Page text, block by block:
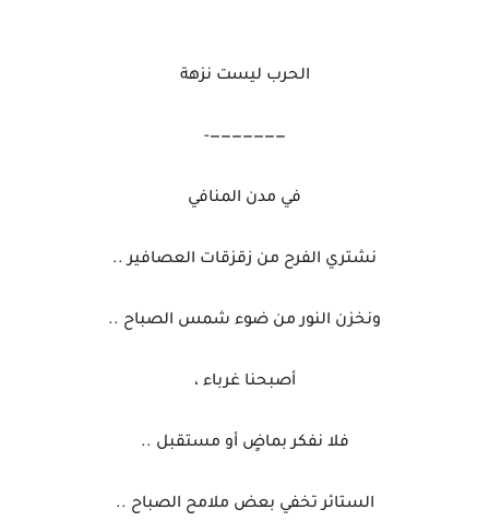
الحرب ليست نزهة
———————-
في مدن المنافي
نشتري الفرح من زقزقات العصافير ..
ونخزن النور من ضوء شمس الصباح ..
أصبحنا غرباء ،
فلا نفكر بماضٍ أو مستقبل ..
الستائر تخفي بعض ملامح الصباح ..